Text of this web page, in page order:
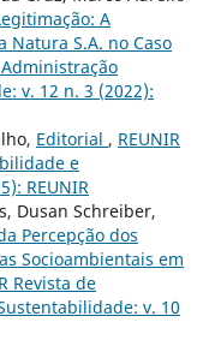
A
Natura S.A. no Caso
Administração
v. 12 n. 3 (2022):
Editorial , REUNIR
e
REUNIR
Dusan Schreiber,
Percepção dos
Socioambientais em
Revista de
v. 10